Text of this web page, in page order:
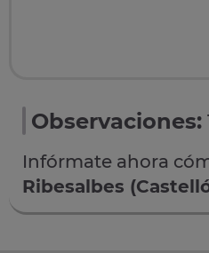
Observaciones:
Infórmate ahora
Ribesalbes